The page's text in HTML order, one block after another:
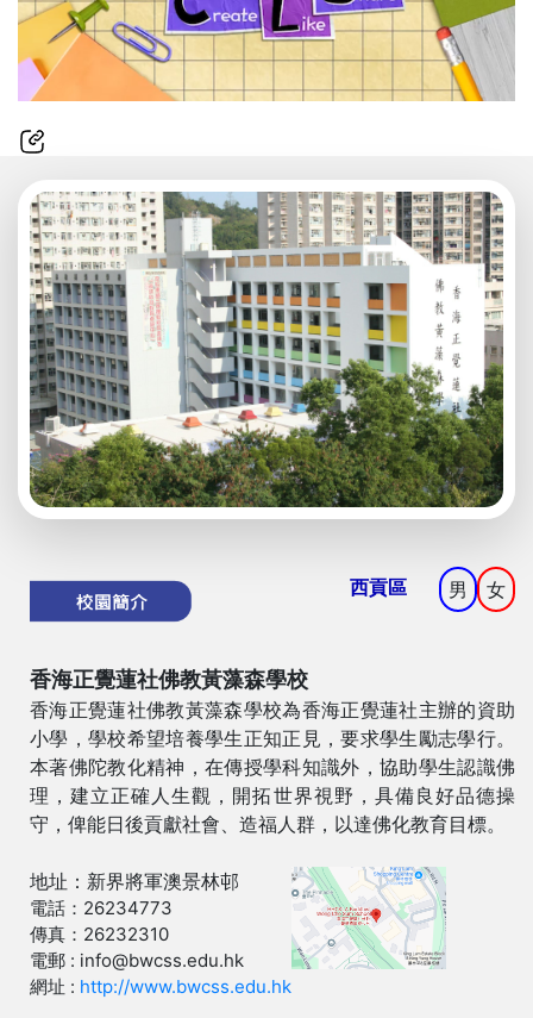
西貢區 男 女
香海正覺蓮社佛教黃藻森學校
香海正覺蓮社佛教黃藻森學校為香海正覺蓮社主辦的資助
小學，學校希望培養學生正知正見，要求學生勵志學行。
本著佛陀教化精神，在傳授學科知識外，協助學生認識佛
理，建立正確人生觀，開拓世界視野，具備良好品德操
守，俾能日後貢獻社會、造福人群，以達佛化教育目標。
地址：新界將軍澳景林邨
電話：26234773
傳真：26232310
電郵 : info@bwcss.edu.hk
網址 : http://www.bwcss.edu.hk